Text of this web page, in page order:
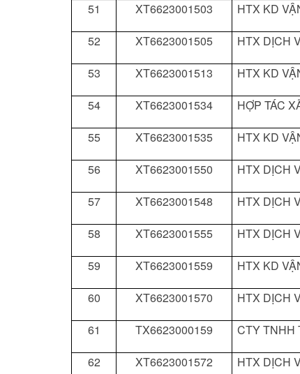
51
XT6623001503 HTX KD
52
XT6623001505 HTX DỊCH
53
XT6623001513 HTX KD
54
XT6623001534 HỢP TÁC
55
XT6623001535 HTX KD
56
XT6623001550 HTX DỊCH
57
XT6623001548 HTX DỊCH
58
XT6623001555 HTX DỊCH
59
XT6623001559 HTX KD
60
XT6623001570 HTX DỊCH
61
TX6623000159 CTY TNHH
62
XT6623001572 HTX DỊCH